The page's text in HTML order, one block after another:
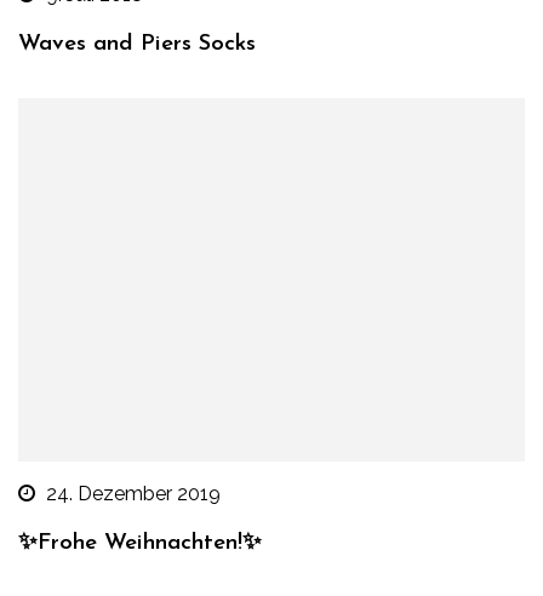
Waves and Piers Socks
24. Dezember 2019
✨Frohe Weihnachten!✨